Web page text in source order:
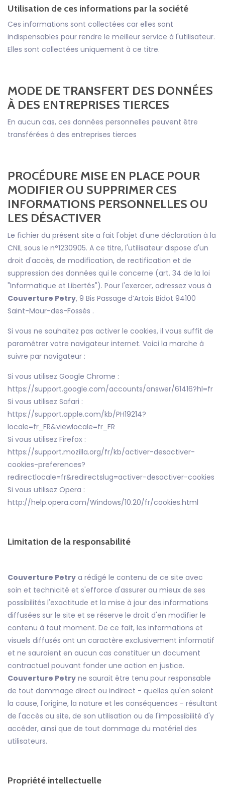
Utilisation de ces informations par la société
Ces informations sont collectées car elles sont
indispensables pour rendre le meilleur service à l'utilisateur.
Elles sont collectées uniquement à ce titre.
MODE DE TRANSFERT DES DONNÉES
À DES ENTREPRISES TIERCES
En aucun cas, ces données personnelles peuvent être
transférées à des entreprises tierces
PROCÉDURE MISE EN PLACE POUR
MODIFIER OU SUPPRIMER CES
INFORMATIONS PERSONNELLES OU
LES DÉSACTIVER
Le fichier du présent site a fait l'objet d'une déclaration à la
CNIL sous le n°1230905. A ce titre, l'utilisateur dispose d'un
droit d'accès, de modification, de rectification et de
suppression des données qui le concerne (art. 34 de la loi
"Informatique et Libertés"). Pour l'exercer, adressez vous à
Couverture Petry, 9 Bis Passage d’Artois Bidot 94100
Saint-Maur-des-Fossés .
Si vous ne souhaitez pas activer le cookies, il vous suffit de
paramétrer votre navigateur internet. Voici la marche à
suivre par navigateur :
Si vous utilisez Google Chrome :
https://support.google.com/accounts/answer/61416?hl=fr
Si vous utilisez Safari :
https://support.apple.com/kb/PH19214?
locale=fr_FR&viewlocale=fr_FR
Si vous utilisez Firefox :
https://support.mozilla.org/fr/kb/activer-desactiver-
cookies-preferences?
redirectlocale=fr&redirectslug=activer-desactiver-cookies
Si vous utilisez Opera :
http://help.opera.com/Windows/10.20/fr/cookies.html
Limitation de la responsabilité
Couverture Petry a rédigé le contenu de ce site avec
soin et technicité et s'efforce d'assurer au mieux de ses
possibilités l'exactitude et la mise à jour des informations
diffusées sur le site et se réserve le droit d'en modifier le
contenu à tout moment. De ce fait, les informations et
visuels diffusés ont un caractère exclusivement informatif
et ne sauraient en aucun cas constituer un document
contractuel pouvant fonder une action en justice.
Couverture Petry ne saurait être tenu pour responsable
de tout dommage direct ou indirect - quelles qu'en soient
la cause, l'origine, la nature et les conséquences - résultant
de l'accès au site, de son utilisation ou de l'impossibilité d'y
accéder, ainsi que de tout dommage du matériel des
utilisateurs.
Propriété intellectuelle